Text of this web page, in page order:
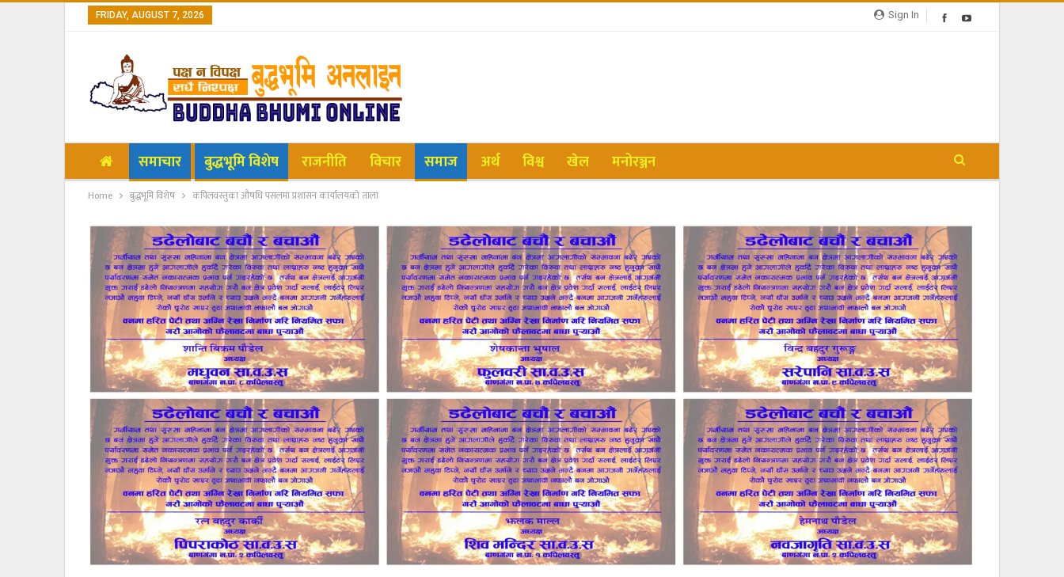
Sign In
FRIDAY, AUGUST 7, 2026
समाचार बुद्धभूमि विशेष राजनीति विचार समाज अर्थ विश्व खेल मनोरञ्जन
Home बुद्धभूमि विशेष कपिलवस्तुका औषधि पसलमा प्रशासन कार्यालयको ताला